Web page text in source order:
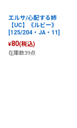
エルサ/心配する姉
【UC】《ルビー》
[125/204・JA・11]
¥80(税込)
在庫数39点